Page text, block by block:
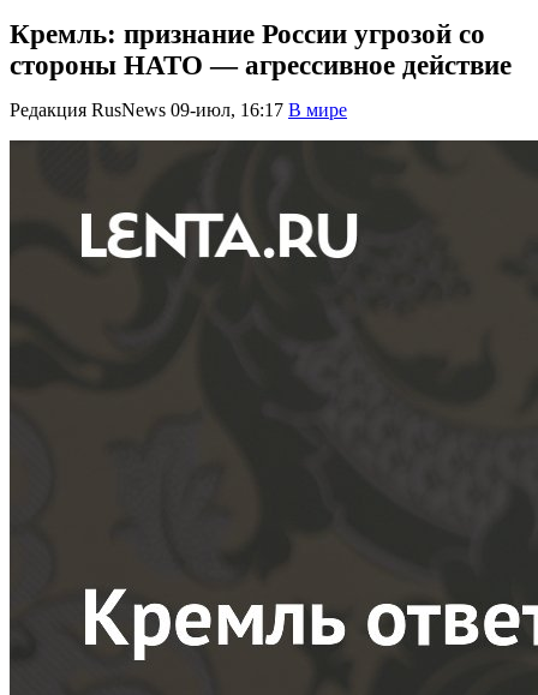
Кремль: признание России угрозой со
стороны НАТО — агрессивное действие
Редакция RusNews 09-июл, 16:17 В мире